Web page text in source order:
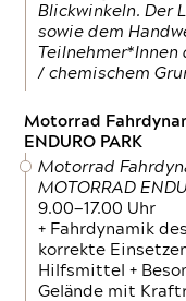
Blickwinkeln. Der
sowie dem
/ chemischem
Motorrad
ENDURO PARK
Motorrad
MOTORRAD
9.00—17.00 Uhr
+ Fahrdynamik
korrekte
Hilfsmittel +
Gelände mit